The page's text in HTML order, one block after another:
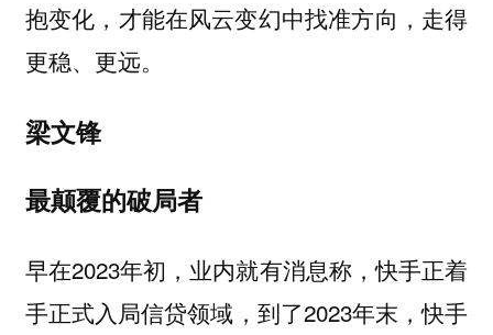
抱变化，才能在风云变幻中找准方向，走得
更稳、更远。
梁文锋
最颠覆的破局者
早在2023年初，业内就有消息称，快手正着
手正式入局信贷领域，到了2023年末，快手